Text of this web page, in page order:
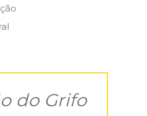
do Grifo